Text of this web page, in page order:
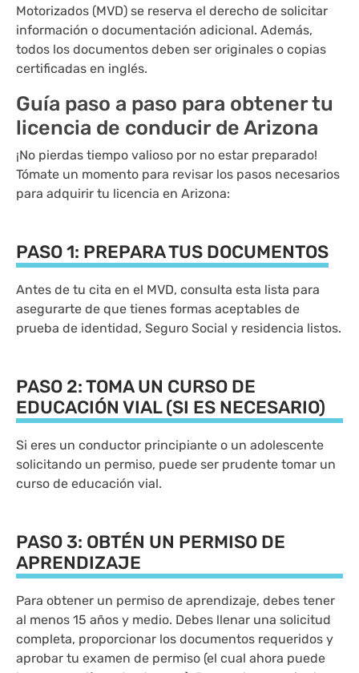
Motorizados (MVD) se reserva el derecho de solicitar
información o documentación adicional. Además,
todos los documentos deben ser originales o copias
certificadas en inglés.
Guía paso a paso para obtener tu
licencia de conducir de Arizona
¡No pierdas tiempo valioso por no estar preparado!
Tómate un momento para revisar los pasos necesarios
para adquirir tu licencia en Arizona:
PASO 1: PREPARA TUS DOCUMENTOS
Antes de tu cita en el MVD, consulta esta lista para
asegurarte de que tienes formas aceptables de
prueba de identidad, Seguro Social y residencia listos.
PASO 2: TOMA UN CURSO DE
EDUCACIÓN VIAL (SI ES NECESARIO)
Si eres un conductor principiante o un adolescente
solicitando un permiso, puede ser prudente tomar un
curso de educación vial.
PASO 3: OBTÉN UN PERMISO DE
APRENDIZAJE
Para obtener un permiso de aprendizaje, debes tener
al menos 15 años y medio. Debes llenar una solicitud
completa, proporcionar los documentos requeridos y
aprobar tu examen de permiso (el cual ahora puede